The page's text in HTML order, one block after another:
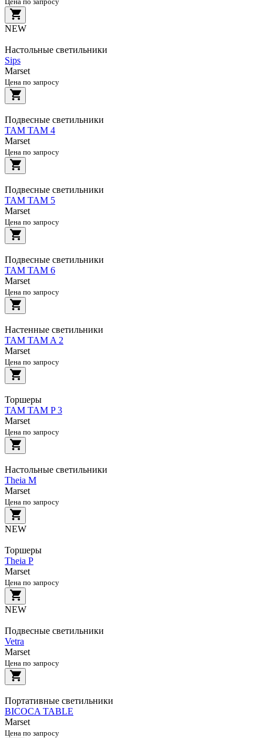
NEW
Настольные светильники
Sips
Marset
Цена по запросу
Подвесные светильники
TAM TAM 4
Marset
Цена по запросу
Подвесные светильники
TAM TAM 5
Marset
Цена по запросу
Подвесные светильники
TAM TAM 6
Marset
Цена по запросу
Настенные светильники
TAM TAM A 2
Marset
Цена по запросу
Торшеры
TAM TAM P 3
Marset
Цена по запросу
Настольные светильники
Theia M
Marset
Цена по запросу
NEW
Торшеры
Theia P
Marset
Цена по запросу
NEW
Подвесные светильники
Vetra
Marset
Цена по запросу
Портативные светильники
BICOCA TABLE
Marset
Цена по запросу